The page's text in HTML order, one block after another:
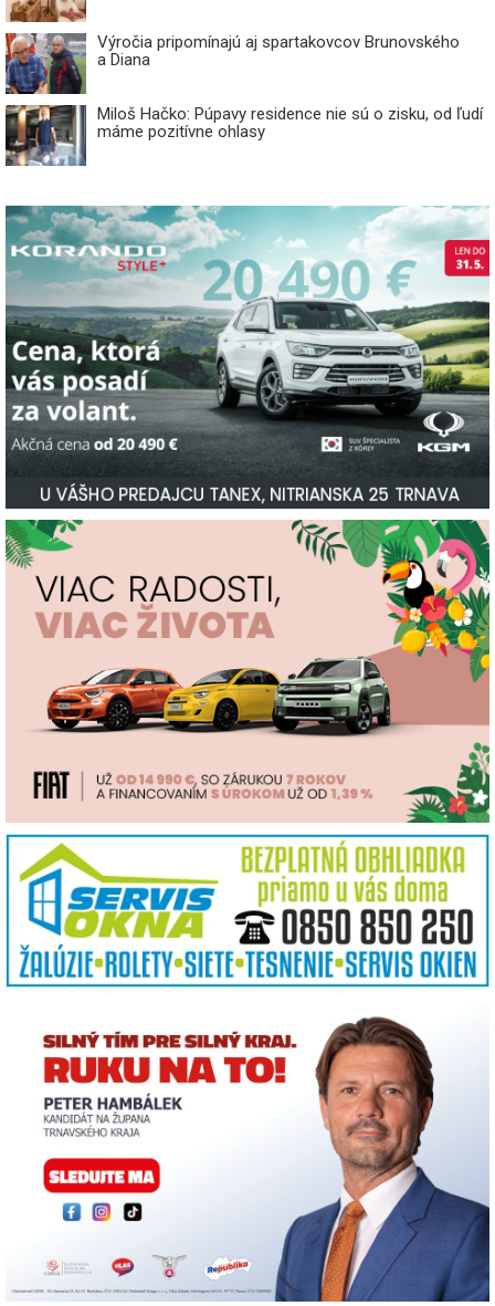
Výročia pripomínajú aj spartakovcov Brunovského
a Diana
Miloš Hačko: Púpavy residence nie sú o zisku, od ľudí
máme pozitívne ohlasy